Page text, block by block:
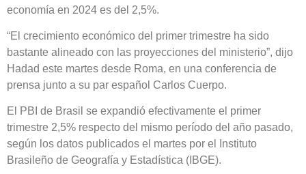
economía en 2024 es del 2,5%.
“El crecimiento económico del primer trimestre ha sido
bastante alineado con las proyecciones del ministerio”, dijo
Hadad este martes desde Roma, en una conferencia de
prensa junto a su par español Carlos Cuerpo.
El PBI de Brasil se expandió efectivamente el primer
trimestre 2,5% respecto del mismo período del año pasado,
según los datos publicados el martes por el Instituto
Brasileño de Geografía y Estadística (IBGE).